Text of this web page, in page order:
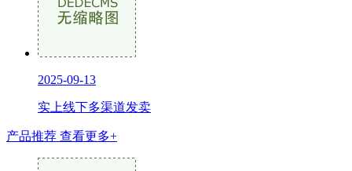
2025-09-13
实上线下多渠道发卖
产品推荐 查看更多+